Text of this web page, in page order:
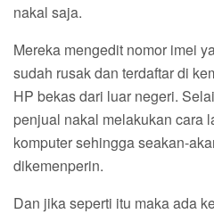
nakal saja.
Mereka mengedit nomor imei
sudah rusak dan terdaftar di
HP bekas dari luar negeri.
penjual nakal melakukan cara
komputer sehingga seakan-
dikemenperin.
Dan jika seperti itu maka ada